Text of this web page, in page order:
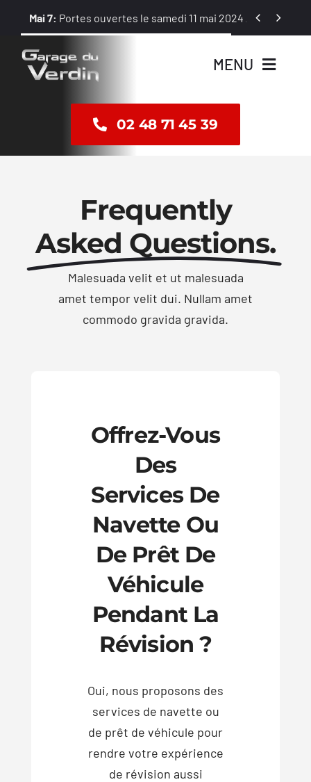
contenu
Mai 7: Portes ouvertes le samedi 11 mai 2024 / 8 h – 12 h
 
MENU
Vente
Réparation
Dépannage
02 48 71 45 39
Frequently
Asked Questions.
Malesuada velit et ut malesuada
amet tempor velit dui. Nullam amet
commodo gravida gravida.
Offrez-Vous
Des
Services De
Navette Ou
De Prêt De
Véhicule
Pendant La
Révision ?
Oui, nous proposons des
services de navette ou
de prêt de véhicule pour
rendre votre expérience
de révision aussi